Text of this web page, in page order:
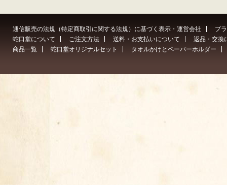
通信販売の法規（特定商取引に関する法規）に基づく表示・運営会社
プ
蛇口堂について
ご注文方法 送料・お支払いについて
返品・交換
商品一覧
蛇口堂オリジナルセット タオルかけとペーパーホルダー